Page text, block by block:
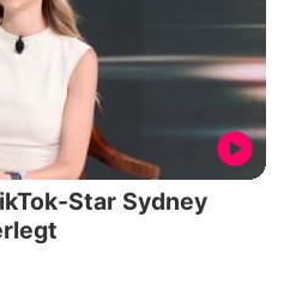
Star Sydney